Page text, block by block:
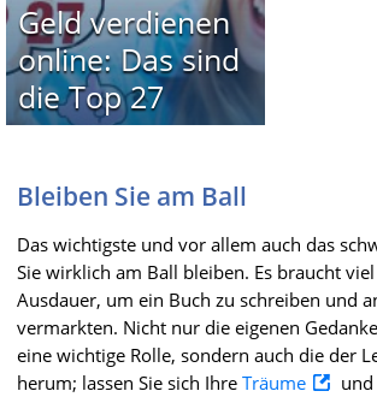
Geld verdienen
online: Das sind
die Top 27
Bleiben Sie am Ball
Das wichtigste und vor allem auch das
Sie wirklich am Ball bleiben. Es braucht
Ausdauer, um ein Buch zu schreiben und
vermarkten. Nicht nur die eigenen
eine wichtige Rolle, sondern auch die der
herum; lassen Sie sich Ihre Träume